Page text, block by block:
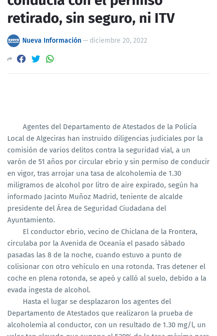
retirado, sin seguro, ni ITV
Nueva Información— diciembre 20, 2022
Agentes del Departamento de Atestados de la Policía
Local de Algeciras han instruido diligencias judiciales por la
comisión de varios delitos contra la seguridad vial, a un
varón de 51 años por circular ebrio y sin permiso de conducir
en vigor, tras arrojar una tasa de alcoholemia de 1.30
miligramos de alcohol por litro de aire expirado, según ha
informado Jacinto Muñoz Madrid, teniente de alcalde
presidente del Área de Seguridad Ciudadana del
Ayuntamiento.
El conductor ebrio, vecino de Chiclana de la Frontera,
circulaba por la Avenida de Oceanía el pasado sábado
pasadas las 8 de la noche, cuando estuvo a punto de
colisionar con otro vehículo en una rotonda. Tras detener el
coche en plena rotonda, se apeó y calló al suelo, debido a la
evada ingesta de alcohol.
Hasta el lugar se desplazaron los agentes del
Departamento de Atestados que realizaron la prueba de
alcoholemia al conductor, con un resultado de 1.30 mg/l, un